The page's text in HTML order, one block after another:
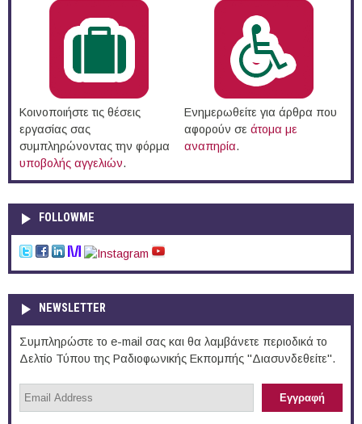
Κοινοποιήστε τις θέσεις
εργασίας σας
συμπληρώνοντας την φόρμα
υποβολής αγγελιών.
Ενημερωθείτε για άρθρα που
αφορούν σε άτομα με
αναπηρία.
FOLLOWME
NEWSLETTER
Συμπληρώστε το e-mail σας και θα λαμβάνετε περιοδικά το
Δελτίο Τύπου της Ραδιοφωνικής Εκπομπής "Διασυνδεθείτε".